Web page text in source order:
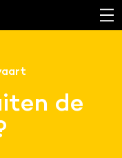
de
bronnen te